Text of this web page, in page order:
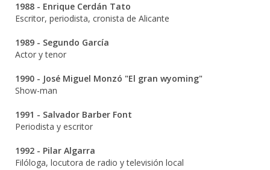
1988 - Enrique Cerdán Tato
Escritor, periodista, cronista de Alicante
1989 - Segundo García
Actor y tenor
1990 - José Miguel Monzó "El gran wyoming"
Show-man
1991 - Salvador Barber Font
Periodista y escritor
1992 - Pilar Algarra
Filóloga, locutora de radio y televisión local